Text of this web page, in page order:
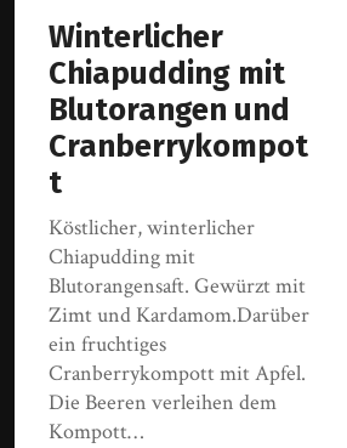
Winterlicher
Chiapudding mit
Blutorangen und
Cranberrykompot
t
Köstlicher, winterlicher
Chiapudding mit
Blutorangensaft. Gewürzt mit
Zimt und Kardamom.Darüber
ein fruchtiges
Cranberrykompott mit Apfel.
Die Beeren verleihen dem
Kompott…